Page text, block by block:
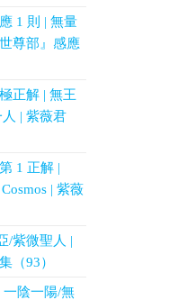
1 則 | 無量
尊部』感應
正解 | 無王
| 紫薇君
1 正解 |
| 紫薇
/紫微聖人 |
（93）
一陰一陽/無